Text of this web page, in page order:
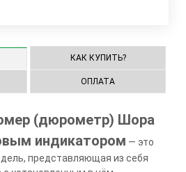
КАК КУПИТЬ?
ОПЛАТА
(дюрометр) Шора
индикатором — это
представляющая из себя